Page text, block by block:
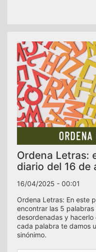
Ordena Letras:
diario del 16 de
16/04/2025 - 00:01
Ordena Letras: En este
encontrar las 5
desordenadas y hacerlo
cada palabra te damos
sinónimo.